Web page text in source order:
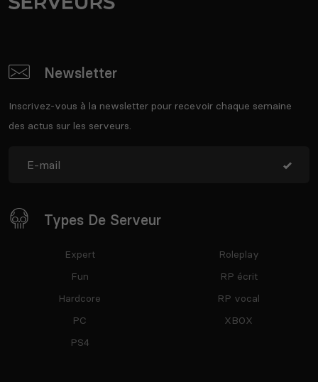
Newsletter
Inscrivez-vous à la newsletter pour recevoir chaque semaine
des actus sur les serveurs.
Types De Serveur
Expert
Fun
Hardcore
PC
PS4
Roleplay
RP écrit
RP vocal
XBOX